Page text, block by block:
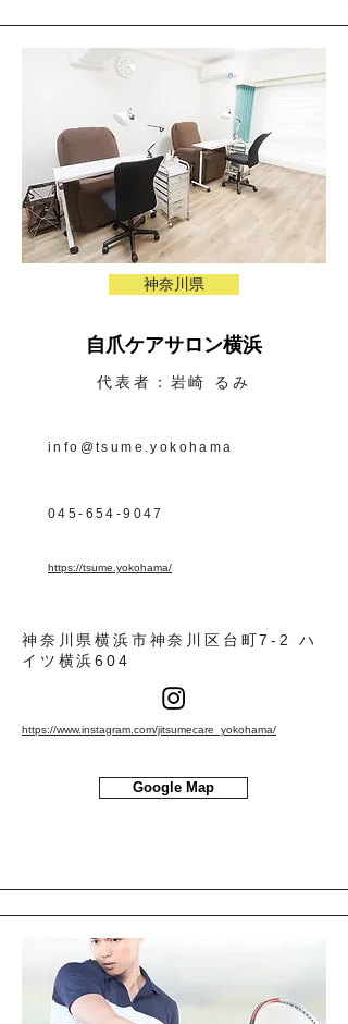
神奈川県
自爪ケアサロン横浜
代表者：岩崎 るみ
info@tsume.yokohama
045-654-9047
https://tsume.yokohama/
神奈川県横浜市神奈川区台町7-2 ハ
イツ横浜604
https://www.instagram.com/jitsumecare_yokohama/
Google Map